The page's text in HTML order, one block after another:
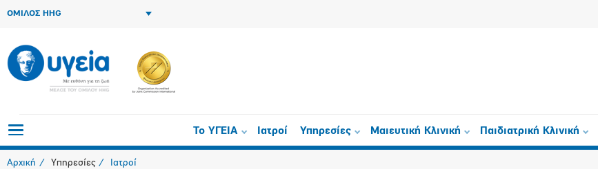
ΟΜΙΛΟΣ HHG
Το ΥΓΕΙΑ Ιατροί Υπηρεσίες Μαιευτική Κλινική Παιδιατρική Κλινική
Αρχική Υπηρεσίες Ιατροί